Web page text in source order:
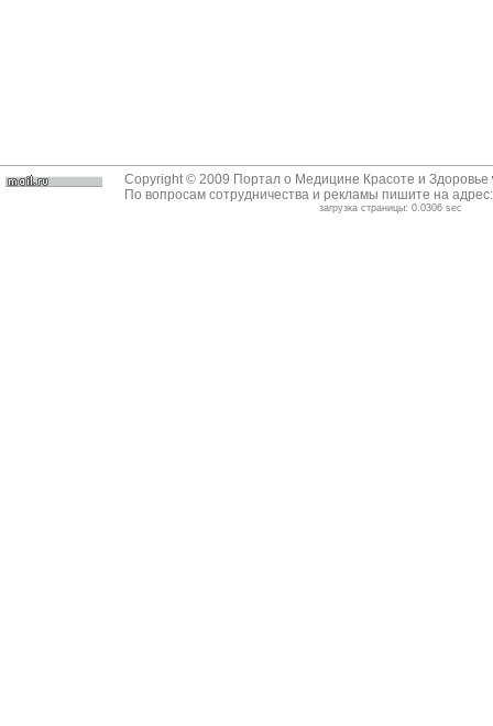
Copyright © 2009 Портал о Медицине Красоте и Здоровье
По вопросам сотрудничества и рекламы пишите на
загрузка страницы: 0.0306 sec